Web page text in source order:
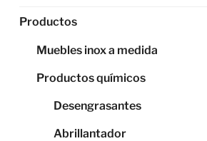
Productos
Muebles inox a medida
Productos químicos
Desengrasantes
Abrillantador